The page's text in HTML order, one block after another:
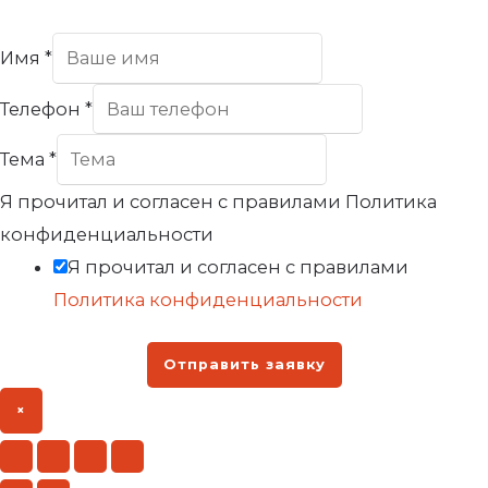
Имя *
Телефон *
Тема *
Я прочитал и согласен с правилами Политика
конфиденциальности
Я прочитал и согласен с правилами
Политика конфиденциальности
Отправить заявку
×